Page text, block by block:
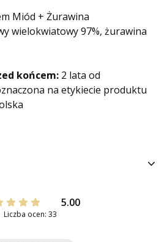
Miód + Żurawina
wielokwiatowy 97%, żurawina
końcem: 2 lata od
na etykiecie produktu
5.00
Liczba ocen: 33